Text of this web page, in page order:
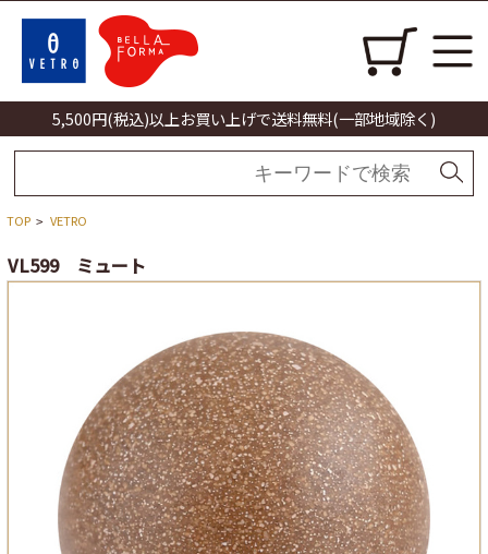
5,500円(税込)以上お買い上げで送料無料(一部地域除く)
TOP > VETRO
VL599 ミュート